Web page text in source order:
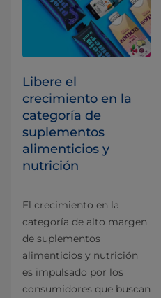
Libere el
crecimiento en la
categoría de
suplementos
alimenticios y
nutrición
El crecimiento en la
categoría de alto margen
de suplementos
alimenticios y nutrición
es impulsado por los
consumidores que buscan